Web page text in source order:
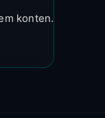
konten.